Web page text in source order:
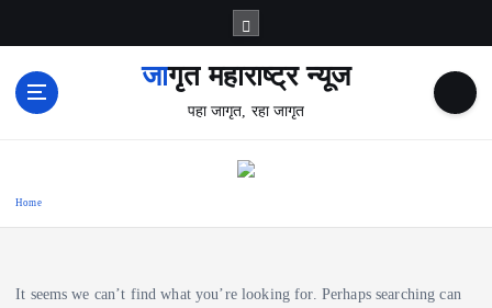
जागृत महाराष्ट्र न्यूज
पहा जागृत, रहा जागृत
Home
It seems we can’t find what you’re looking for. Perhaps searching can